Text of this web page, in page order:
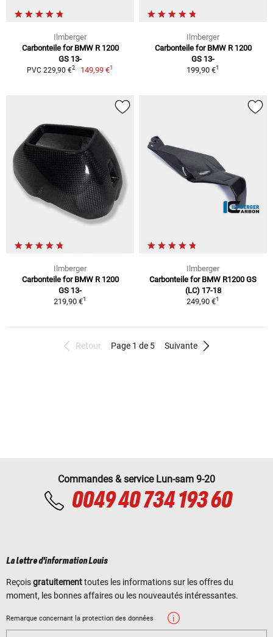
Ilmberger
Carbonteile for BMW R 1200
GS 13-
PVC 229,90 €2 149,99 €1
Ilmberger
Carbonteile for BMW R 1200
GS 13-
199,90 €1
Ilmberger
Carbonteile for BMW R 1200
GS 13-
219,90 €1
Ilmberger
Carbonteile for BMW R1200 GS
(LC) 17-18
249,90 €1
Retour Page 1 de 5 Suivante
Commandes & service Lun-sam 9-20
0049 40 734 193 60
La lettre d'information Louis
Reçoisgratuitementtoutes les informations sur les offres du
moment, les bonnes affaires ou les nouveautés intéressantes.
Remarque concernant la protection des données